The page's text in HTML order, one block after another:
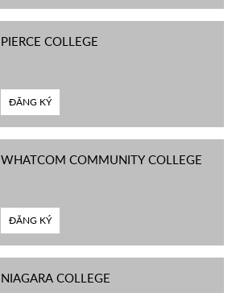
PIERCE COLLEGE
ĐĂNG KÝ
WHATCOM COMMUNITY COLLEGE
ĐĂNG KÝ
NIAGARA COLLEGE